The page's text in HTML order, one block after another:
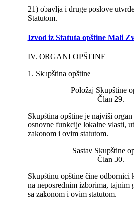
21) obavlja i druge poslove
Statutom.
Izvod iz Statuta opštine Mali
IV. ORGANI OPŠTINE
1. Skupština opštine
Položaj Skupštine
Član 29.
Skupština opštine je najviši
osnovne funkcije lokalne vlasti,
zakonom i ovim statutom.
Sastav Skupštine
Član 30.
Skupštinu opštine čine odbornici
na neposrednim izborima, tajnim
sa zakonom i ovim statutom.